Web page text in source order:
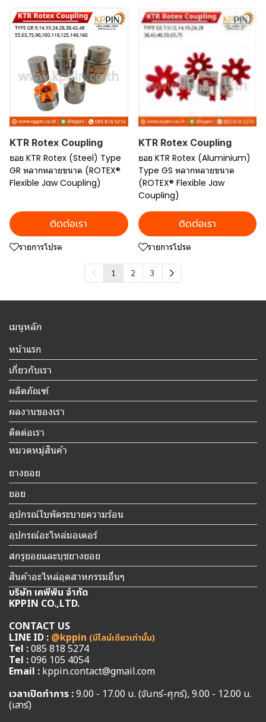
KTR Rotex Coupling
ยอย KTR Rotex (Steel) Type
GR หลากหลายขนาด (ROTEX®
Flexible Jaw Coupling)
ติดต่อเรา
รายการโปรด
KTR Rotex Coupling
ยอย KTR Rotex (Aluminium)
Type GS หลากหลายขนาด
(ROTEX® Flexible Jaw
Coupling)
ติดต่อเรา
รายการโปรด
1 2 3
เมนูหลัก
หน้าแรก
เกี่ยวกับเรา
ผลิตภัณฑ์
ผลงานของเรา
ติดต่อเรา
หมวดหมู่สินค้า
ยางยอย
ยอย
อุปกรณ์ใบพัดระบายความร้อน
อุปกรณ์อะไหล่มอเตอร์
สกรูยอยและบุชยางยอย
สินค้าอะไหล่อุตสาหกรรมอื่นๆ
บริษัท เคพีพิน จำกัด
KPPIN CO.,LTD.
CONTACT US
LINE ID : @kppin (มีไลน์เดียวเท่านั้น)
Tel :085 818 5274
Tel :096 105 4054
Email : kppin.contact@gmail.com
เวลาเปิดทำการ :9.00 - 17.00 น. (จันทร์-ศุกร์), 9.00 - 12.00 น.
(เสาร์)